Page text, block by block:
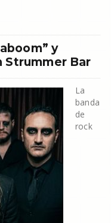
y
Strummer Bar
La
banda
de
rock